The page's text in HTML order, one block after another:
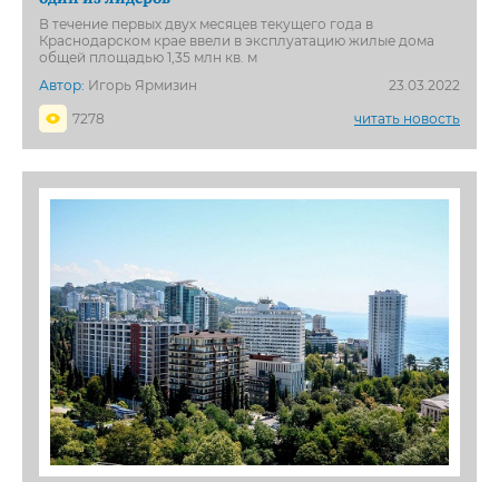
В течение первых двух месяцев текущего года в
Краснодарском крае ввели в эксплуатацию жилые дома
общей площадью 1,35 млн кв. м
Автор: Игорь Ярмизин
23.03.2022
7278
читать новость